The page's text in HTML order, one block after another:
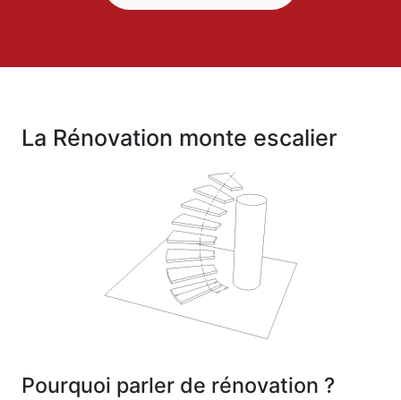
La Rénovation monte escalier
Pourquoi parler de rénovation ?